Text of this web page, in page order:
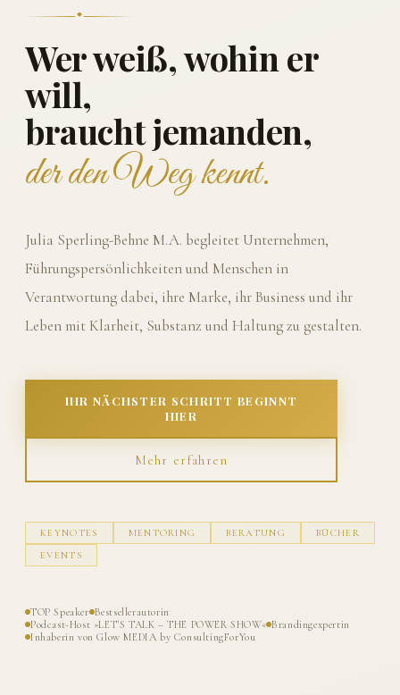
Wer weiß, wohin er
will,
braucht jemanden,
der den Weg kennt.
Julia Sperling-Behne M.A. begleitet Unternehmen,
Führungspersönlichkeiten und Menschen in
Verantwortung dabei, ihre Marke, ihr Business und ihr
Leben mit Klarheit, Substanz und Haltung zu gestalten.
IHR NÄCHSTER SCHRITT BEGINNT
HIER
Mehr erfahren
KEYNOTES MENTORING BERATUNG
BÜCHER
EVENTS
TOP Speaker Bestsellerautorin
Podcast-Host »LET'S TALK – THE POWER SHOW« Brandingexpertin
Inhaberin von Glow MEDIA by ConsultingForYou